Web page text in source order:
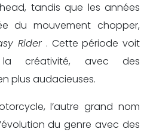
tandis que les années
du mouvement chopper,
Rider . Cette période voit
créativité, avec des
plus audacieuses.
l’autre grand nom
du genre avec des